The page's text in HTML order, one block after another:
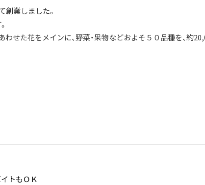
創業しました。
せた花をメインに、野菜・果物などおよそ５０品種を、約
トもＯＫ